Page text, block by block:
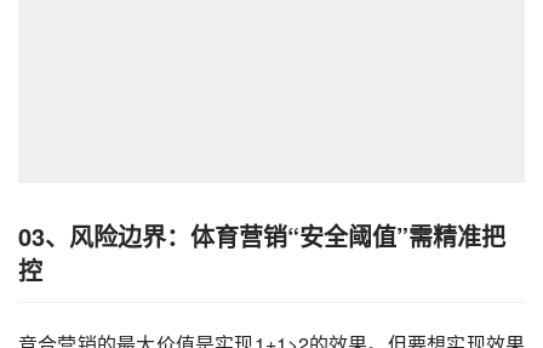
03、 风险边界：体育营销“安全阈值”需精准把
控